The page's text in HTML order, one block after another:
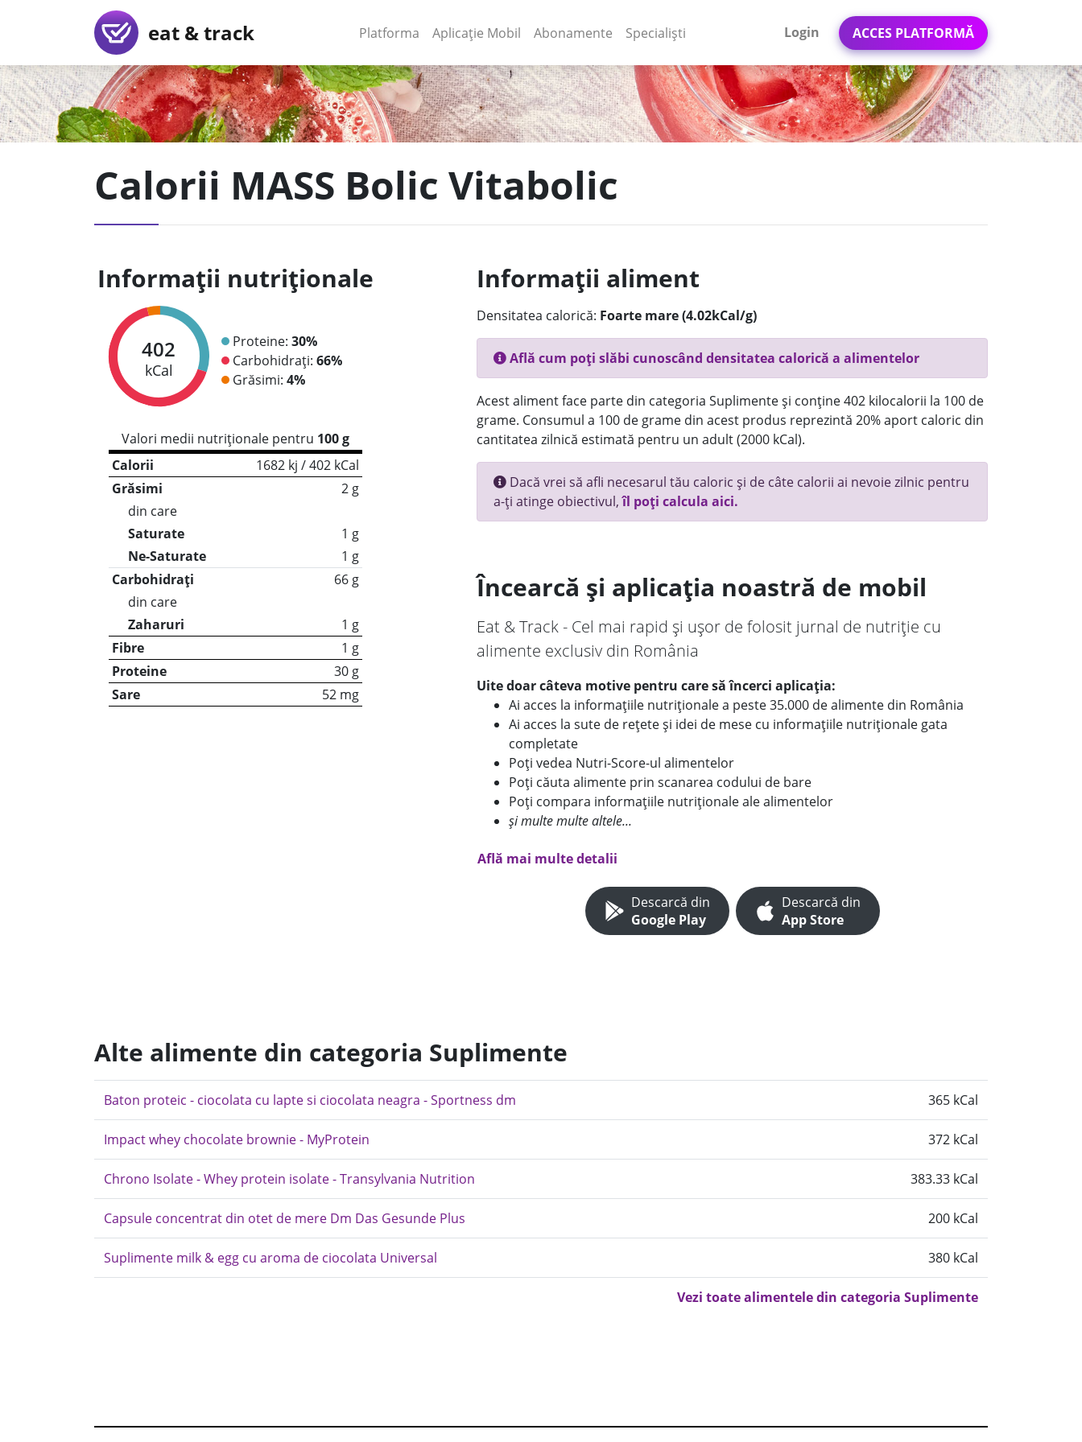
eat & track Platforma (current)
Aplicație Mobil (current)
Abonamente Specialiști Login ACCES PLATFORMĂ
Calorii MASS Bolic Vitabolic
Informații nutriționale
402
kCal
Proteine: 30%
Carbohidrați: 66%
Grăsimi: 4%
Valori medii nutriționale pentru 100 g
Calorii
1682 kj / 402 kCal
Grăsimi
2 g
din care
Saturate
1 g
Ne-Saturate
1 g
Carbohidrați
66 g
din care
Zaharuri
1 g
Fibre
1 g
Proteine
30 g
Sare
52 mg
Informații aliment
Densitatea calorică: Foarte mare (4.02kCal/g)
Află cum poți slăbi cunoscând densitatea calorică a alimentelor
Acest aliment face parte din categoria Suplimente și conține 402 kilocalorii la 100 de
grame. Consumul a 100 de grame din acest produs reprezintă 20% aport caloric din
cantitatea zilnică estimată pentru un adult (2000 kCal).
Dacă vrei să afli necesarul tău caloric și de câte calorii ai nevoie zilnic pentru
a-ți atinge obiectivul,îl poți calcula aici.
Încearcă și aplicația noastră de mobil
Eat & Track - Cel mai rapid și ușor de folosit jurnal de nutriție cu
alimente exclusiv din România
Uite doar câteva motive pentru care să încerci aplicația:
Ai acces la informațiile nutriționale a peste 35.000 de alimente din România
Ai acces la sute de rețete și idei de mese cu informațiile nutriționale gata
completate
Poți vedea Nutri-Score-ul alimentelor
Poți căuta alimente prin scanarea codului de bare
Poți compara informațiile nutriționale ale alimentelor
și multe multe altele...
Află mai multe detalii
Descarcă din
Google Play
Descarcă din
App Store
Alte alimente din categoria Suplimente
Baton proteic - ciocolata cu lapte si ciocolata neagra - Sportness dm 365 kCal
Impact whey chocolate brownie - MyProtein 372 kCal
Chrono Isolate - Whey protein isolate - Transylvania Nutrition 383.33 kCal
Capsule concentrat din otet de mere Dm Das Gesunde Plus 200 kCal
Suplimente milk & egg cu aroma de ciocolata Universal 380 kCal
Vezi toate alimentele din categoria Suplimente